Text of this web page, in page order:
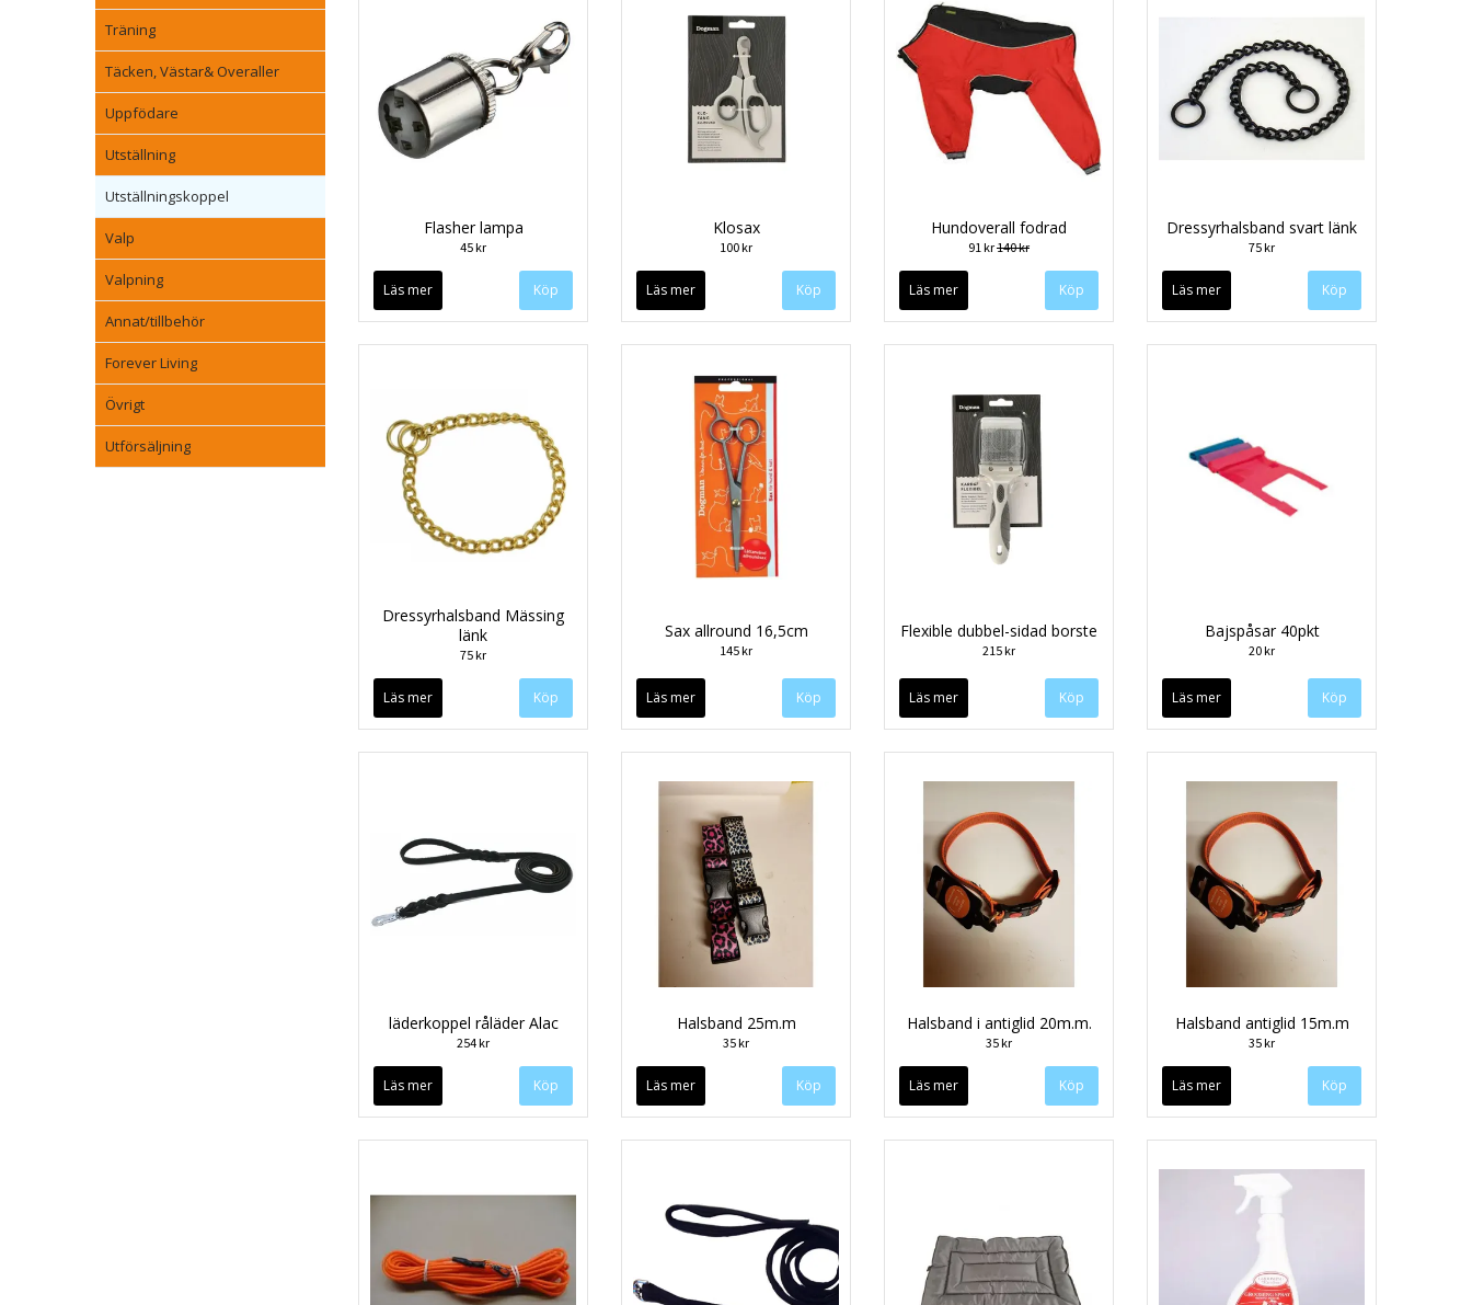
Träning
Täcken, Västar& Overaller
Uppfödare
Utställning
Utställningskoppel
Valp
Valpning
Annat/tillbehör
Forever Living
Övrigt
Utförsäljning
Flasher lampa
45 kr
Läs mer
Klosax
100 kr
Läs mer
Hundoverall fodrad
91 kr140 kr
Läs mer Köp
Dressyrhalsband svart länk
75 kr
Läs mer Köp
Dressyrhalsband Mässing
länk
75 kr
Läs mer Köp
Sax allround 16,5cm
145 kr
Läs mer
Flexible dubbel-sidad borste
215 kr
Läs mer
Bajspåsar 40pkt
20 kr
Läs mer
läderkoppel råläder Alac
254 kr
Läs mer
Halsband 25m.m
35 kr
Läs mer Köp
Halsband i antiglid 20m.m.
35 kr
Läs mer Köp
Halsband antiglid 15m.m
35 kr
Läs mer Köp